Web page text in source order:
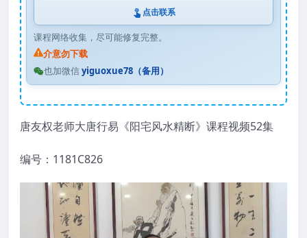
点击联系
课程网络收集，尽可能修复完整。
介意勿下载
也加微信yiguoxue78（备用）
唐友权老师大唐行易《阳宅风水精断》课程视频52集
编号：1181C826